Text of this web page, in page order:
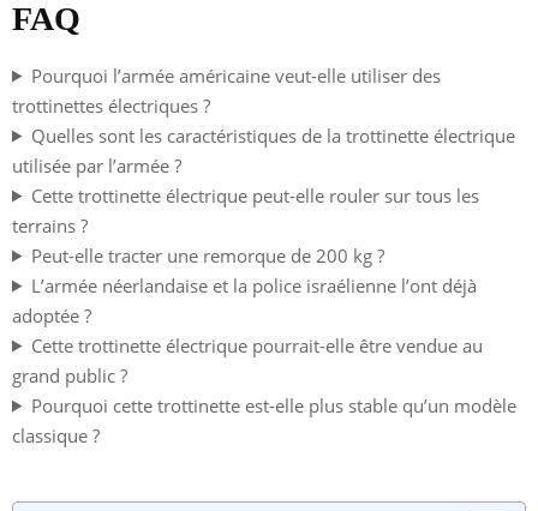
FAQ
Pourquoi l’armée américaine veut-elle utiliser des
trottinettes électriques ?
Quelles sont les caractéristiques de la trottinette électrique
utilisée par l’armée ?
Cette trottinette électrique peut-elle rouler sur tous les
terrains ?
Peut-elle tracter une remorque de 200 kg ?
L’armée néerlandaise et la police israélienne l’ont déjà
adoptée ?
Cette trottinette électrique pourrait-elle être vendue au
grand public ?
Pourquoi cette trottinette est-elle plus stable qu’un modèle
classique ?